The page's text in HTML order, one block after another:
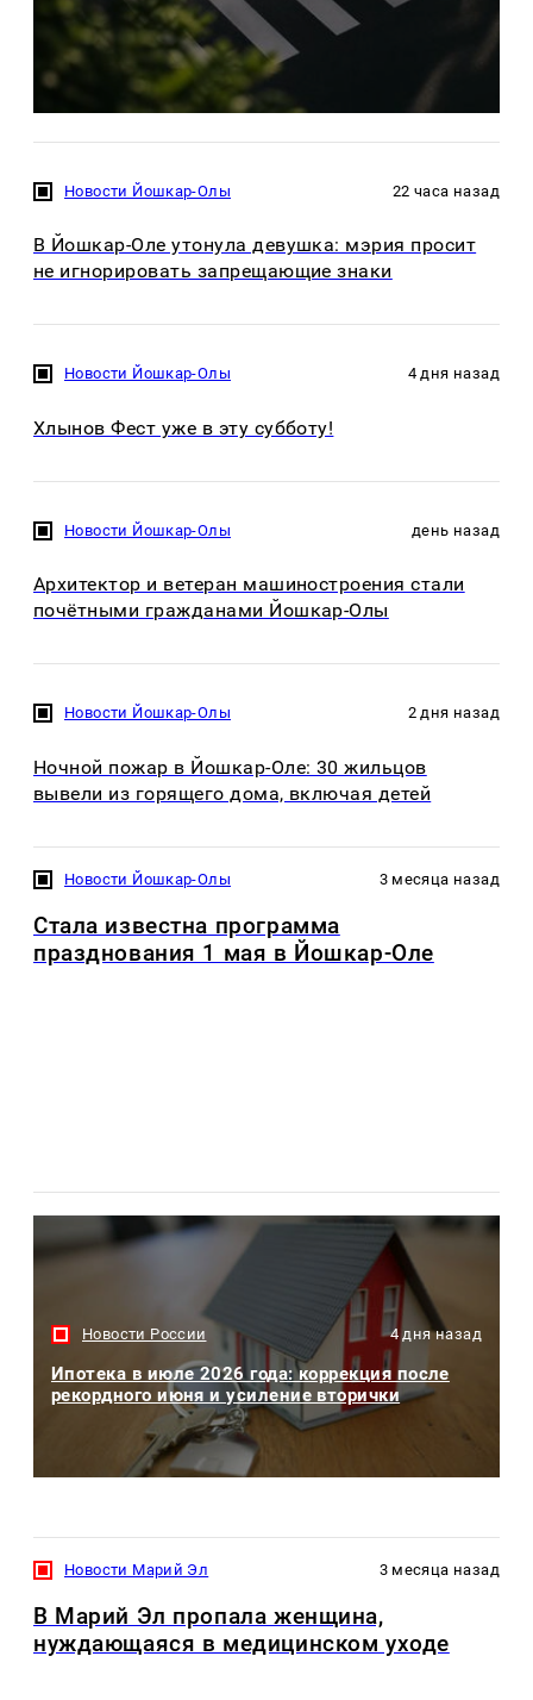
Новости Йошкар-Олы 22 часа назад
В Йошкар-Оле утонула девушка: мэрия просит
не игнорировать запрещающие знаки
Новости Йошкар-Олы 4 дня назад
Хлынов Фест уже в эту субботу!
Новости Йошкар-Олы день назад
Архитектор и ветеран машиностроения стали
почётными гражданами Йошкар-Олы
Новости Йошкар-Олы 2 дня назад
Ночной пожар в Йошкар-Оле: 30 жильцов
вывели из горящего дома, включая детей
Новости Йошкар-Олы 3 месяца назад
Стала известна программа
празднования 1 мая в Йошкар-Оле
Новости России 4 дня назад
Ипотека в июле 2026 года: коррекция после
рекордного июня и усиление вторички
Новости Марий Эл 3 месяца назад
В Марий Эл пропала женщина,
нуждающаяся в медицинском уходе